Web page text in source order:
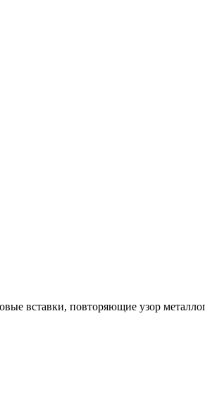
вставки, повторяющие узор